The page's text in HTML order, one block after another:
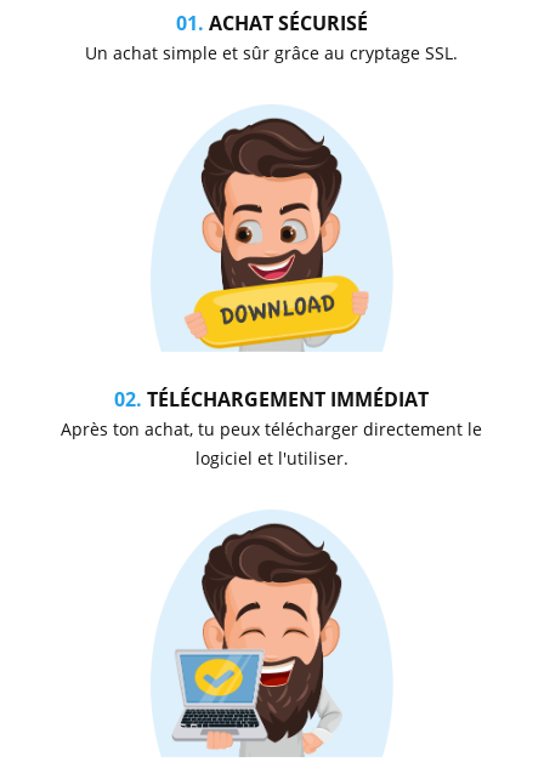
01. ACHAT SÉCURISÉ
Un achat simple et sûr grâce au cryptage SSL.
02. TÉLÉCHARGEMENT IMMÉDIAT
Après ton achat, tu peux télécharger directement le
logiciel et l'utiliser.